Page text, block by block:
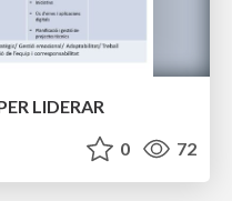
LIDERAR
0 72